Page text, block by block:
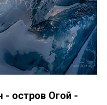
- остров Огой -